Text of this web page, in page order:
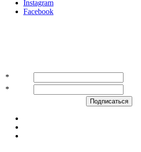
Instagram
Facebook
*
*